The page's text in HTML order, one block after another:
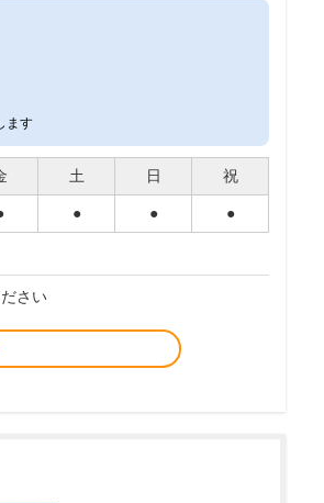
ます
土 日 祝
● ● ●
さい